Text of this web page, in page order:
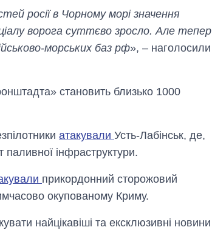
росії в Чорному морі значення
ворога суттєво зросло. Але тепер
морських баз рф», – наголосили
становить близько 1000
атакували Усть-Лабінськ, де,
інфраструктури.
прикордонний сторожовий
окупованому Криму.
найцікавіші та ексклюзивні новини